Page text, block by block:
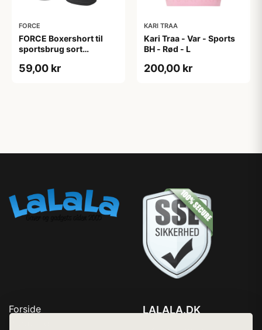
FORCE
FORCE Boxershort til
sportsbrug sort
Small/Medium)
59,00 kr
KARI TRAA
Kari Traa - Var - Sports
BH - Rød - L
200,00 kr
Forside
LALALA.DK